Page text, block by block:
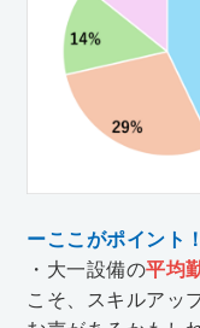
ーここがポイント
・大一設備の平均
こそ、スキルアッ